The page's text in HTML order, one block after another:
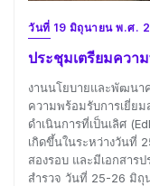
วันที่ 19 มิถุนายน พ.ศ.
ประชุมเตรียมความ
งานนโยบายและพัฒน
ความพร้อมรับการเยี่ย
ดำเนินการที่เป็นเลิศ
เกิดขึ้นในระหว่างวันที่
สองรอบ และมีเอกสาร
สำรวจ วันที่ 25-26 มิถุ